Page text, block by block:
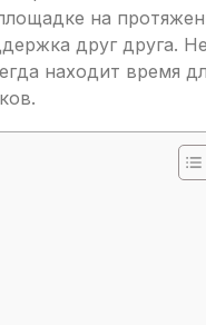
на
друг друга.
находит время